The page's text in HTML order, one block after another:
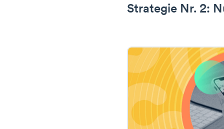
Strategie Nr. 2: